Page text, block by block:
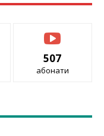
507
абонати